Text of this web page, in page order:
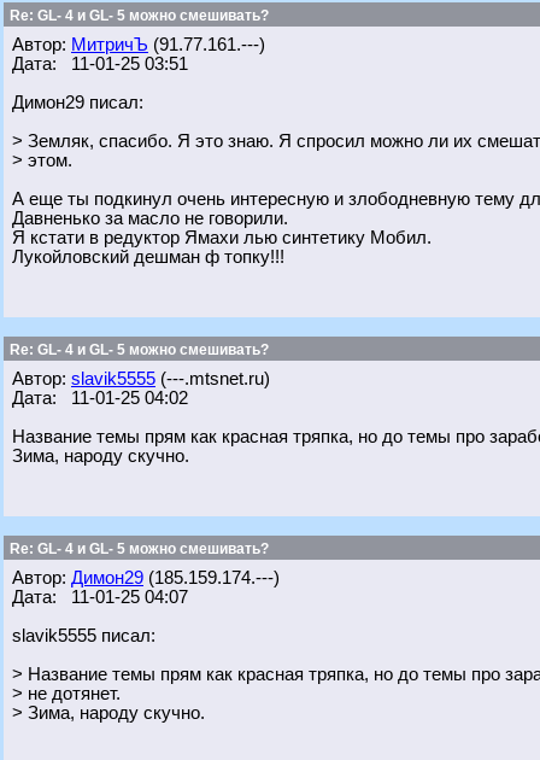
Re: GL- 4 и GL- 5 можно смешивать?
Автор: МитричЪ (91.77.161.---)
Дата: 11-01-25 03:51
Димон29 писал:
> Земляк, спасибо. Я это знаю. Я спросил можно ли их
> этом.
А еще ты подкинул очень интересную и злободневную тему
Давненько за масло не говорили.
Я кстати в редуктор Ямахи лью синтетику Мобил.
Лукойловский дешман ф топку!!!
Re: GL- 4 и GL- 5 можно смешивать?
Автор: slavik5555 (---.mtsnet.ru)
Дата: 11-01-25 04:02
Название темы прям как красная тряпка, но до темы про
Зима, народу скучно.
Re: GL- 4 и GL- 5 можно смешивать?
Автор: Димон29 (185.159.174.---)
Дата: 11-01-25 04:07
slavik5555 писал:
> Название темы прям как красная тряпка, но до темы про
> не дотянет.
> Зима, народу скучно.